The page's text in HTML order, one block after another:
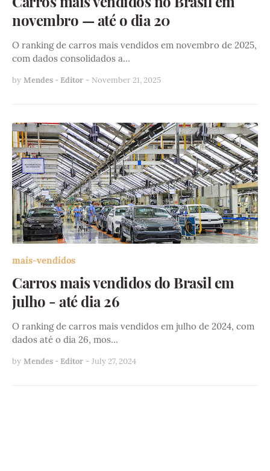
novembro — até o dia 20
O ranking de carros mais vendidos em novembro de 2025,
com dados consolidados a…
by Mendes - Editor - November 21, 2025
mais-vendidos
Carros mais vendidos do Brasil em
julho - até dia 26
O ranking de carros mais vendidos em julho de 2024, com
dados até o dia 26, mos…
by Mendes - Editor - July 27, 2024